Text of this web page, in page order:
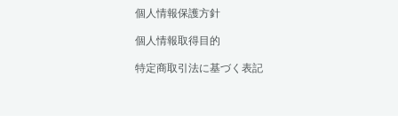
個人情報保護方針
個人情報取得目的
特定商取引法に基づく表記